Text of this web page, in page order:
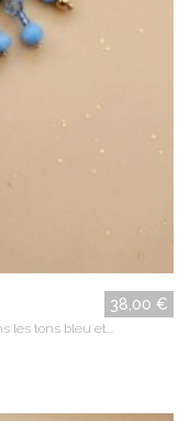
38,00 €
les tons bleu et...